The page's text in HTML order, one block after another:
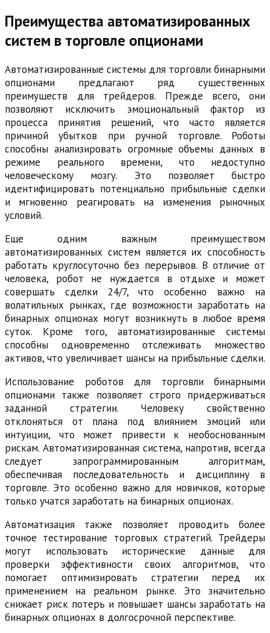
Преимущества автоматизированных
систем в торговле опционами
Автоматизированные системы для торговли бинарными
опционами предлагают ряд существенных
преимуществ для трейдеров. Прежде всего, они
позволяют исключить эмоциональный фактор из
процесса принятия решений, что часто является
причиной убытков при ручной торговле. Роботы
способны анализировать огромные объемы данных в
режиме реального времени, что недоступно
человеческому мозгу. Это позволяет быстро
идентифицировать потенциально прибыльные сделки
и мгновенно реагировать на изменения рыночных
условий.
Еще одним важным преимуществом
автоматизированных систем является их способность
работать круглосуточно без перерывов. В отличие от
человека, робот не нуждается в отдыхе и может
совершать сделки 24/7, что особенно важно на
волатильных рынках, где возможности заработать на
бинарных опционах могут возникнуть в любое время
суток. Кроме того, автоматизированные системы
способны одновременно отслеживать множество
активов, что увеличивает шансы на прибыльные сделки.
Использование роботов для торговли бинарными
опционами также позволяет строго придерживаться
заданной стратегии. Человеку свойственно
отклоняться от плана под влиянием эмоций или
интуиции, что может привести к необоснованным
рискам. Автоматизированная система, напротив, всегда
следует запрограммированным алгоритмам,
обеспечивая последовательность и дисциплину в
торговле. Это особенно важно для новичков, которые
только учатся заработать на бинарных опционах.
Автоматизация также позволяет проводить более
точное тестирование торговых стратегий. Трейдеры
могут использовать исторические данные для
проверки эффективности своих алгоритмов, что
помогает оптимизировать стратегии перед их
применением на реальном рынке. Это значительно
снижает риск потерь и повышает шансы заработать на
бинарных опционах в долгосрочной перспективе.